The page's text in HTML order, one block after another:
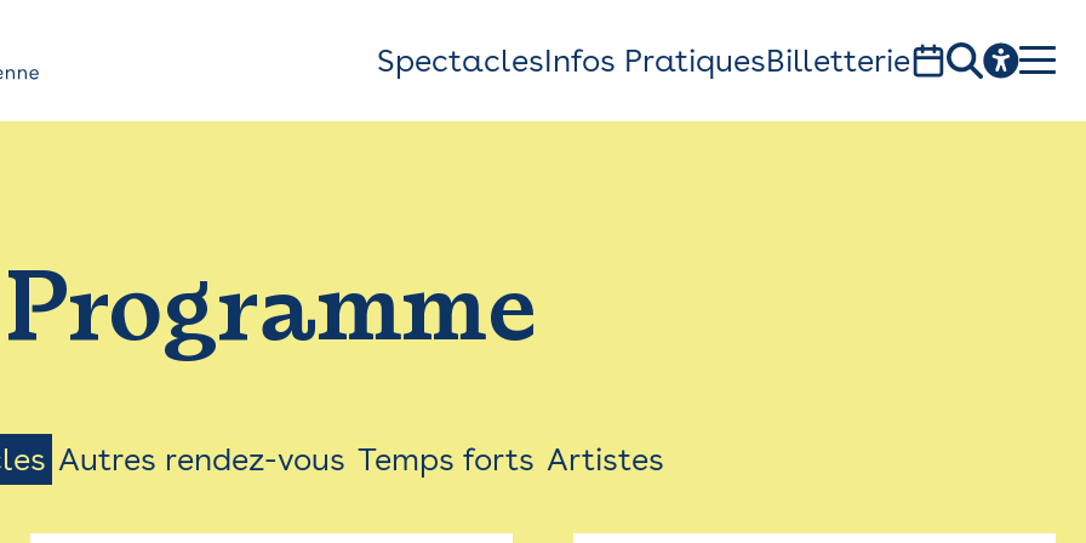
Top
Bar
Menu
SpectaclesInfos PratiquesBilletterie
1, av. du Chateau d'eau - 31300 Toulouse
Programme
Autres rendez-vous Temps forts Artistes